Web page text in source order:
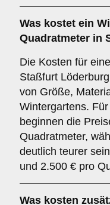
Was kostet ein
Quadratmeter in
Die Kosten für
Staßfurt
von Größe,
Wintergartens.
beginnen die
Quadratmeter,
deutlich teurer
und 2.500 € pro
Was kosten